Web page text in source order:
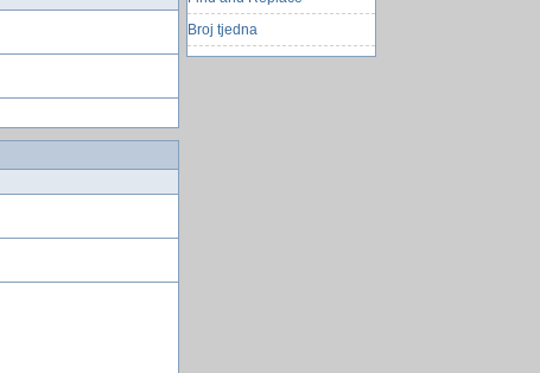
Broj tjedna
Zaboravljeni USB